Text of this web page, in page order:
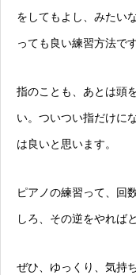
をしてもよし、みたい
っても良い練習方法です
指のことも、あとは頭
い。ついつい指だけに
は良いと思います。
ピアノの練習って、回
しろ、その逆をやれば
ぜひ、ゆっくり、気持